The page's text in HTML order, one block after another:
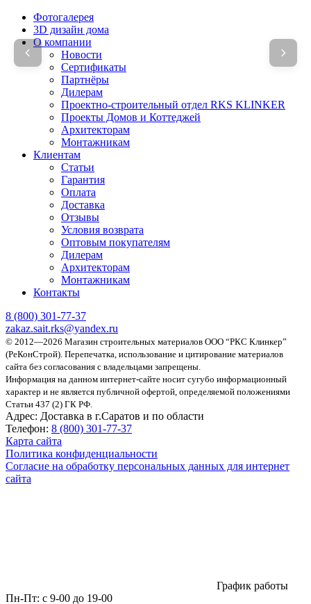
Фотогалерея
3D дизайн дома
О компании
Новости
Сертификаты
Партнёры
Дилерам
Проектно-строительный отдел RKS KLINKER
Проекты Домов и Коттеджей
Архитекторам
Монтажникам
Клиентам
Статьи
Гарантия
Оплата
Доставка
Отзывы
Условия возврата
Оптовым покупателям
Дилерам
Архитекторам
Монтажникам
Контакты
8 (800) 301-77-37
zakaz.sait.rks@yandex.ru
© 2012—2026 Магазин строительных материалов ООО “РКС Клинкер”
(РеКонСтрой). Перепечатка, использование и цитирование материалов
сайта без согласования с владельцами запрещены.
Информация на данном интернет-сайте носит сугубо информационный
характер и не является публичной офертой, определяемой положениями
Статьи 437 (2) ГК РФ.
Адрес: Доставка в г.Саратов и по области
Телефон: 8 (800) 301-77-37
Карта сайта
Политика конфиденциальности
Согласие на обработку персональных данных для интернет
сайта
График работы
Пн-Пт: с 9-00 до 19-00